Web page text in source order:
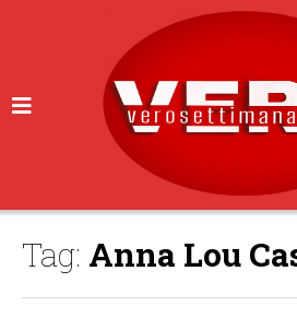
Tag: Anna Lou